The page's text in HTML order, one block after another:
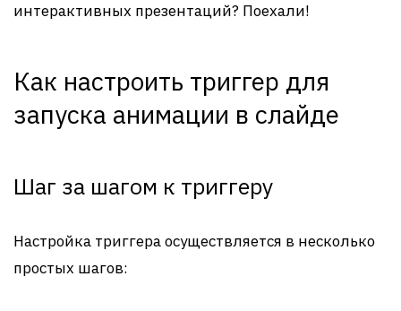
интерактивных презентаций? Поехали!
Как настроить триггер для
запуска анимации в слайде
Шаг за шагом к триггеру
Настройка триггера осуществляется в несколько
простых шагов: